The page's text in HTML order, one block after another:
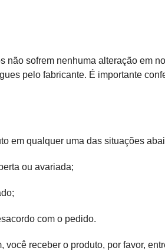
não sofrem nenhuma alteração em
pelo fabricante. É importante
em qualquer uma das situações
ou avariada;
com o pedido.
você receber o produto, por favor,